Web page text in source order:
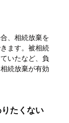
、相続放棄を
ます。被相続
いたなど、負
続放棄が有効
たくない